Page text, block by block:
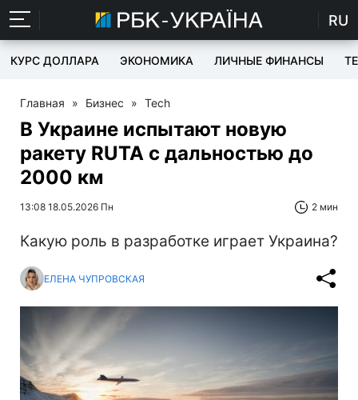
RU
КУРС ДОЛЛАРА ЭКОНОМИКА ЛИЧНЫЕ ФИНАНСЫ
Главная » Бизнес » Tech
В Украине испытают новую
ракету RUTA с дальностью до
2000 км
13:08 18.05.2026 Пн 2 мин
Какую роль в разработке играет Украина?
ЕЛЕНА ЧУПРОВСКАЯ